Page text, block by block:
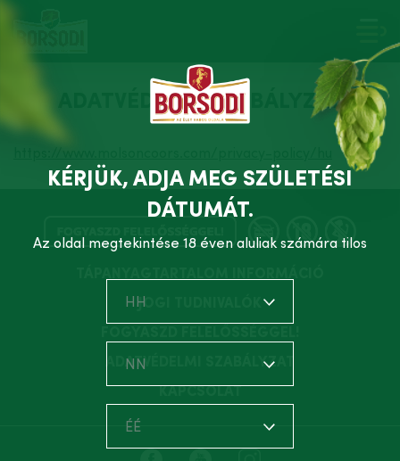
ADATVÉDELMI SZABÁLYZAT
https://www.molsoncoors.com/privacy-policy/hu
JOGI TUDNIVALÓK
ADATVÉDELMI SZABÁLYZAT
KAPCSOLAT
KÉRJÜK, ADJA MEG SZÜLETÉSI
DÁTUMÁT.
Az oldal megtekintése 18 éven aluliak számára tilos
HH
NN
ÉÉ